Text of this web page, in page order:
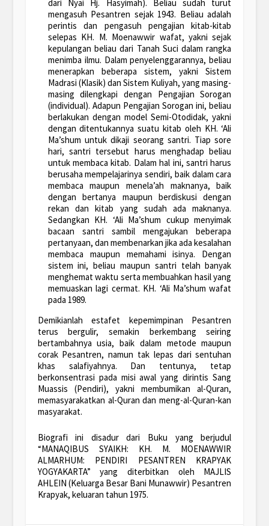
dari Nyai Hj. Hasyimah). Beliau sudah turut
mengasuh Pesantren sejak 1943. Beliau adalah
perintis dan pengasuh pengajian kitab-kitab
selepas KH. M. Moenawwir wafat, yakni sejak
kepulangan beliau dari Tanah Suci dalam rangka
menimba ilmu. Dalam penyelenggarannya, beliau
menerapkan beberapa sistem, yakni Sistem
Madrasi (Klasik) dan Sistem Kuliyah, yang masing-
masing dilengkapi dengan Pengajian Sorogan
(individual). Adapun Pengajian Sorogan ini, beliau
berlakukan dengan model Semi-Otodidak, yakni
dengan ditentukannya suatu kitab oleh KH. ‘Ali
Ma’shum untuk dikaji seorang santri. Tiap sore
hari, santri tersebut harus menghadap beliau
untuk membaca kitab. Dalam hal ini, santri harus
berusaha mempelajarinya sendiri, baik dalam cara
membaca maupun menela’ah maknanya, baik
dengan bertanya maupun berdiskusi dengan
rekan dan kitab yang sudah ada maknanya.
Sedangkan KH. ‘Ali Ma’shum cukup menyimak
bacaan santri sambil mengajukan beberapa
pertanyaan, dan membenarkan jika ada kesalahan
membaca maupun memahami isinya. Dengan
sistem ini, beliau maupun santri telah banyak
menghemat waktu serta membuahkan hasil yang
memuaskan lagi cermat. KH. ‘Ali Ma’shum wafat
pada 1989.
Demikianlah estafet kepemimpinan Pesantren
terus bergulir, semakin berkembang seiring
bertambahnya usia, baik dalam metode maupun
corak Pesantren, namun tak lepas dari sentuhan
khas salafiyahnya. Dan tentunya, tetap
berkonsentrasi pada misi awal yang dirintis Sang
Muassis (Pendiri), yakni membumikan al-Quran,
memasyarakatkan al-Quran dan meng-al-Quran-kan
masyarakat.
Biografi ini disadur dari Buku yang berjudul
“MANAQIBUS SYAIKH: KH. M. MOENAWWIR
ALMARHUM: PENDIRI PESANTREN KRAPYAK
YOGYAKARTA” yang diterbitkan oleh MAJLIS
AHLEIN (Keluarga Besar Bani Munawwir) Pesantren
Krapyak, keluaran tahun 1975.